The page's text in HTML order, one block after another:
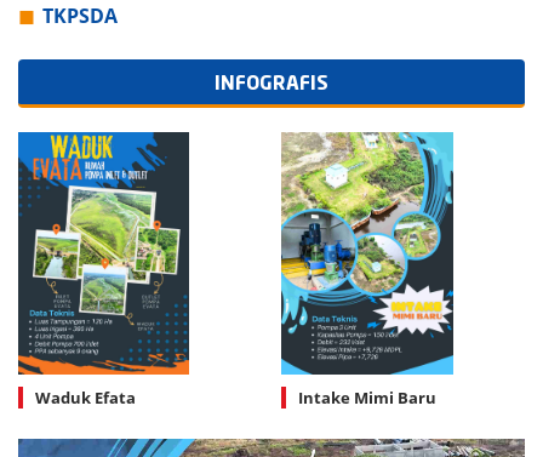
TKPSDA
INFOGRAFIS
Waduk Efata Intake Mimi Baru